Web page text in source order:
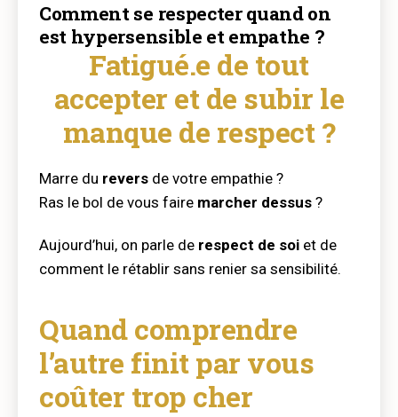
Comment se respecter quand on
est hypersensible et empathe ?
Fatigué.e de tout
accepter et de subir le
manque de respect ?
Marre du revers de votre empathie ?
Ras le bol de vous faire marcher dessus ?
Aujourd’hui, on parle de respect de soi et de
comment le rétablir sans renier sa sensibilité.
Quand comprendre
l’autre finit par vous
coûter trop cher